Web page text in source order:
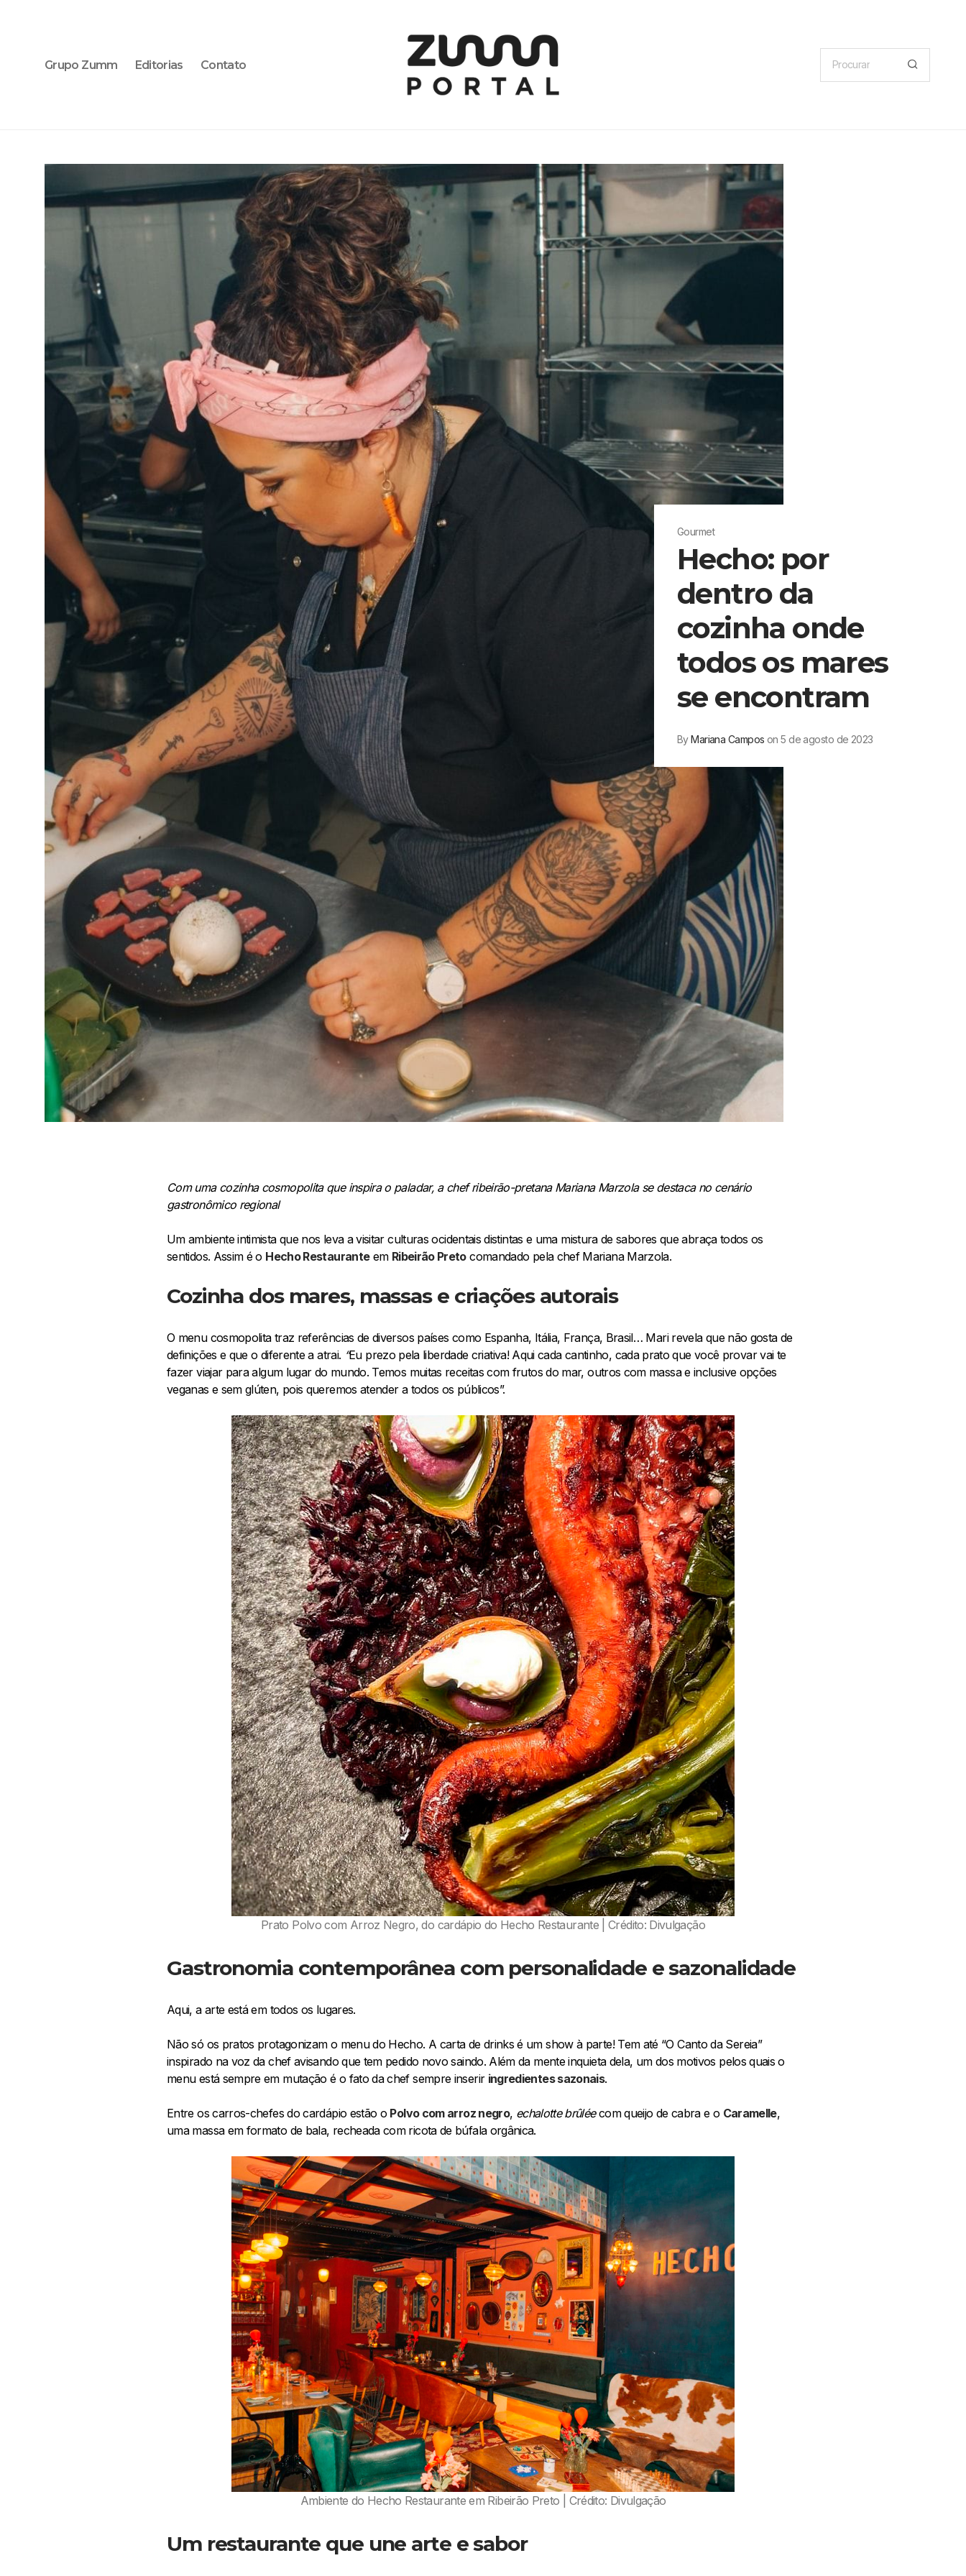
Grupo Zumm Editorias Contato
Gourmet
Hecho: por
dentro da
cozinha onde
todos os mares
se encontram
ByMariana Campos on 5 de agosto de 2023
Com uma cozinha cosmopolita que inspira o paladar, a chef ribeirão-pretana Mariana Marzola se destaca no cenário
gastronômico regional
Um ambiente intimista que nos leva a visitar culturas ocidentais distintas e uma mistura de sabores que abraça todos os
sentidos. Assim é o Hecho Restauranteem Ribeirão Pretocomandado pela chef Mariana Marzola.
Cozinha dos mares, massas e criações autorais
O menu cosmopolita traz referências de diversos países como Espanha, Itália, França, Brasil… Mari revela que não gosta de
definições e que o diferente a atrai. “Eu prezo pela liberdade criativa! Aqui cada cantinho, cada prato que você provar vai te
fazer viajar para algum lugar do mundo. Temos muitas receitas com frutos do mar, outros com massa e inclusive opções
veganas e sem glúten, pois queremos atender a todos os públicos”.
Prato Polvo com Arroz Negro, do cardápio do Hecho Restaurante | Crédito: Divulgação
Gastronomia contemporânea com personalidade e sazonalidade
Aqui, a arte está em todos os lugares.
Não só os pratos protagonizam o menu do Hecho. A carta de drinks é um show à parte! Tem até “O Canto da Sereia”
inspirado na voz da chef avisando que tem pedido novo saindo. Além da mente inquieta dela, um dos motivos pelos quais o
menu está sempre em mutação é o fato da chef sempre inserir ingredientes sazonais.
Entre os carros-chefes do cardápio estão o Polvo com arroz negro, echalotte brûléecom queijo de cabra e o Caramelle,
uma massa em formato de bala, recheada com ricota de búfala orgânica.
Ambiente do Hecho Restaurante em Ribeirão Preto | Crédito: Divulgação
Um restaurante que une arte e sabor